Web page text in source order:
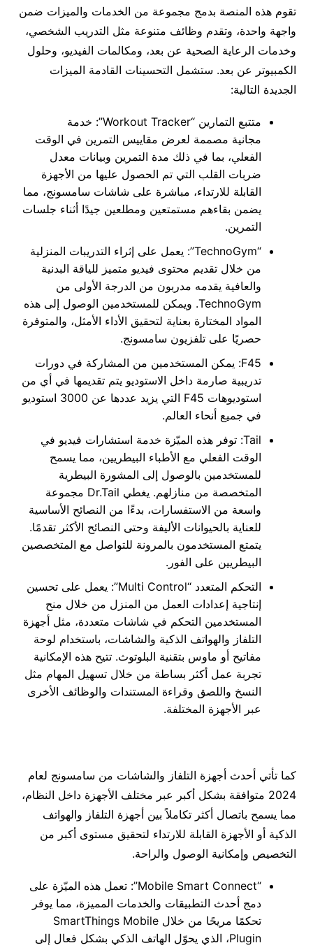
تقوم هذه المنصة بدمج مجموعة من الخدمات والميزات ضمن
واجهة واحدة، وتقدم وظائف متنوعة مثل التدريب الشخصي،
وخدمات الرعاية الصحية عن بعد، ومكالمات الفيديو، وحلول
الكمبيوتر عن بعد. ستشمل التحسينات القادمة الميزات
الجديدة التالية:
متتبع التمارين “Workout Tracker”: خدمة
مجانية مصممة لعرض مقاييس التمرين في الوقت
الفعلي، بما في ذلك مدة التمرين وبيانات معدل
ضربات القلب التي تم الحصول عليها من الأجهزة
القابلة للارتداء، مباشرة على شاشات سامسونج، مما
يضمن بقاءهم مستمتعين ومطلعين جيدًا أثناء جلسات
التمرين.
“TechnoGym”: يعمل على إثراء التدريبات المنزلية
من خلال تقديم محتوى فيديو متميز للياقة البدنية
والعافية يقدمه مدربون من الدرجة الأولى من
TechnoGym. ويمكن للمستخدمين الوصول إلى هذه
المواد المختارة بعناية لتحقيق الأداء الأمثل، والمتوفرة
حصريًا على تلفزيون سامسونج.
F45: يمكن المستخدمين من المشاركة في دورات
تدريبية صارمة داخل الاستوديو يتم تقديمها في أي من
استوديوهات F45 التي يزيد عددها عن 3000 استوديو
في جميع أنحاء العالم.
Tail: توفر هذه الميّزة خدمة استشارات فيديو في
الوقت الفعلي مع الأطباء البيطريين، مما يسمح
للمستخدمين بالوصول إلى المشورة البيطرية
المتخصصة من منازلهم. يغطي Dr.Tail مجموعة
واسعة من الاستفسارات، بدءًا من النصائح الأساسية
للعناية بالحيوانات الأليفة وحتى النصائح الأكثر تقدمًا.
يتمتع المستخدمون بالمرونة للتواصل مع المتخصصين
البيطريين على الفور.
التحكم المتعدد “Multi Control”: يعمل على تحسين
إنتاجية إعدادات العمل من المنزل من خلال منح
المستخدمين التحكم في شاشات متعددة، مثل أجهزة
التلفاز والهواتف الذكية والشاشات، باستخدام لوحة
مفاتيح أو ماوس بتقنية البلوتوث. تتيح هذه الإمكانية
تجربة عمل أكثر بساطة من خلال تسهيل المهام مثل
النسخ واللصق وقراءة المستندات والوظائف الأخرى
عبر الأجهزة المختلفة.
كما تأتي أحدث أجهزة التلفاز والشاشات من سامسونج لعام
2024 متوافقة بشكل أكبر عبر مختلف الأجهزة داخل النظام،
مما يسمح باتصال أكثر تكاملاً بين أجهزة التلفاز والهواتف
الذكية أو الأجهزة القابلة للارتداء لتحقيق مستوى أكبر من
التخصيص وإمكانية الوصول والراحة.
“Mobile Smart Connect”: تعمل هذه الميّزة على
دمج أحدث التطبيقات والخدمات المميزة، مما يوفر
تحكمًا مريحًا من خلال SmartThings Mobile
Plugin، الذي يحوّل الهاتف الذكي بشكل فعال إلى